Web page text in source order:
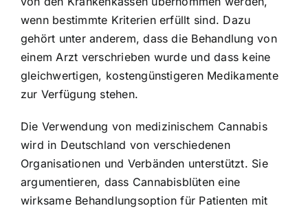
wenn bestimmte Kriterien erfüllt sind. Dazu
gehört unter anderem, dass die Behandlung von
einem Arzt verschrieben wurde und dass keine
gleichwertigen, kostengünstigeren Medikamente
zur Verfügung stehen.
Die Verwendung von medizinischem Cannabis
wird in Deutschland von verschiedenen
Organisationen und Verbänden unterstützt. Sie
argumentieren, dass Cannabisblüten eine
wirksame Behandlungsoption für Patienten mit